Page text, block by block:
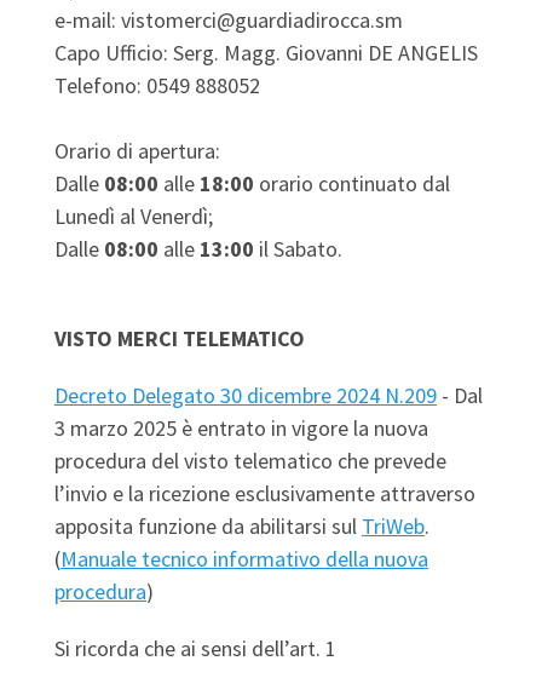
e-mail: vistomerci@guardiadirocca.sm
Capo Ufficio: Serg. Magg. Giovanni DE ANGELIS
Telefono: 0549 888052
Orario di apertura:
Dalle 08:00 alle 18:00 orario continuato dal
Lunedì al Venerdì;
Dalle 08:00 alle 13:00 il Sabato.
VISTO MERCI TELEMATICO
Decreto Delegato 30 dicembre 2024 N.209 - Dal
3 marzo 2025 è entrato in vigore la nuova
procedura del visto telematico che prevede
l’invio e la ricezione esclusivamente attraverso
apposita funzione da abilitarsi sul TriWeb.
(Manuale tecnico informativo della nuova
procedura)
Si ricorda che ai sensi dell’art. 1